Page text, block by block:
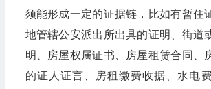
须能形成一定的证据链，比如有暂住
地管辖公安派出所出具的证明、街道
明、房屋权属证书、房屋租赁合同、
的证人证言、房租缴费收据、水电